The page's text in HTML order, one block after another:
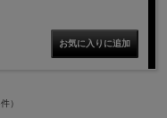
）